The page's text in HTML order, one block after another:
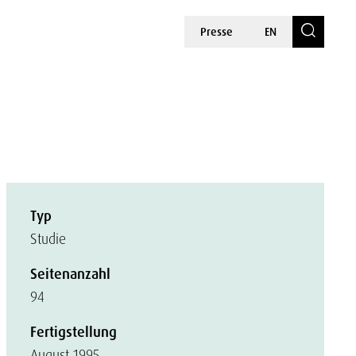
Presse EN
Typ
Studie
Seitenanzahl
94
Fertigstellung